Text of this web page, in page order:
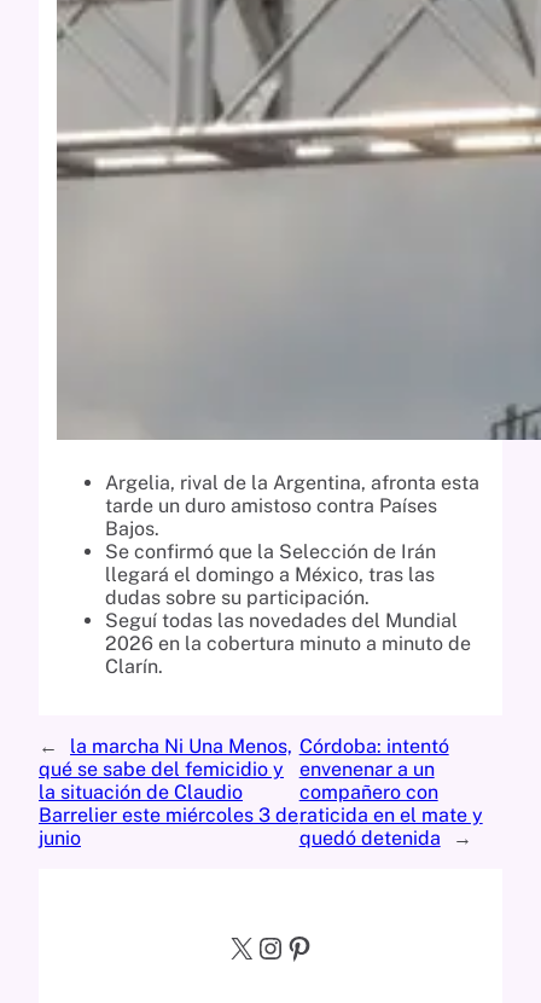
Argelia, rival de la Argentina, afronta esta
tarde un duro amistoso contra Países
Bajos.
Se confirmó que la Selección de Irán
llegará el domingo a México, tras las
dudas sobre su participación.
Seguí todas las novedades del Mundial
2026 en la cobertura minuto a minuto de
Clarín.
←
la marcha Ni Una Menos,
qué se sabe del femicidio y
la situación de Claudio
Barrelier este miércoles 3 de
junio
Córdoba: intentó
envenenar a un
compañero con
raticida en el mate y
quedó detenida
→
X Instagram Pinterest